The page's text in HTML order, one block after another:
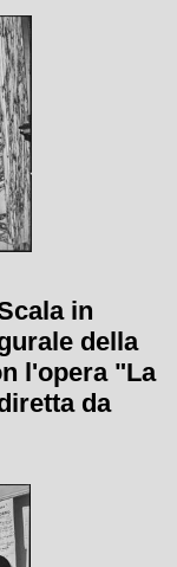
in
della
l'opera "La
da